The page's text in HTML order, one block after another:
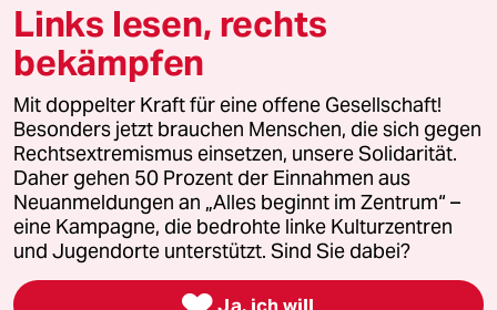
© 2026 taz Verlags und Vertriebs GmbH
Alle Rechte vorbehalten. Bei rechtlichen Fragen oder für Genehmigungen
wenden Sie sich bitte an
lizenzen@taz.de
Feedback Redaktionsstatut Kommune-Richtlinien
Leitlinie Informant Datenschutz Impressum AGB
Seitenwende Einwilligungen widerrufen (Ads)
Links lesen, rechts
bekämpfen
Mit doppelter Kraft für eine offene Gesellschaft!
Besonders jetzt brauchen Menschen, die sich gegen
Rechtsextremismus einsetzen, unsere Solidarität.
Daher gehen 50 Prozent der Einnahmen aus
Neuanmeldungen an „Alles beginnt im Zentrum“ –
eine Kampagne, die bedrohte linke Kulturzentren
und Jugendorte unterstützt. Sind Sie dabei?
Ja, ich will